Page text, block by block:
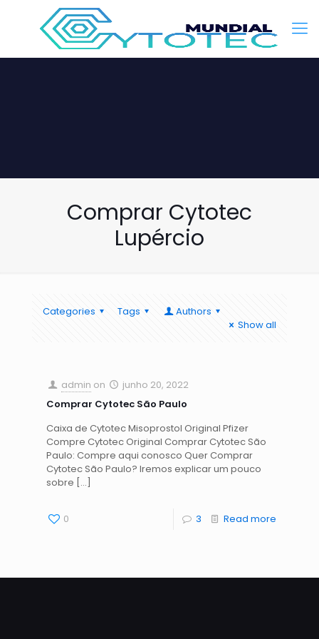
Comprar Cytotec
Lupércio
Categories Tags
Authors
Show all
admin on
junho 20, 2022
Comprar Cytotec São Paulo
Caixa de Cytotec Misoprostol Original Pfizer
Compre Cytotec Original Comprar Cytotec São
Paulo: Compre aqui conosco Quer Comprar
Cytotec São Paulo? Iremos explicar um pouco
sobre […]
0 3 Read more